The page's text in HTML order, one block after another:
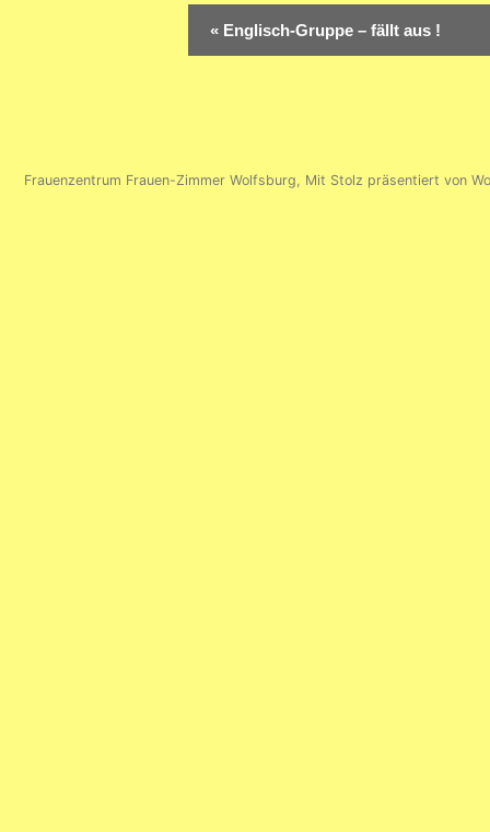
Veranstaltung-
Navigation
« Englisch-Gruppe – fällt aus !
Frauenzentrum Frauen-Zimmer Wolfsburg, Mit Stolz präsentiert von